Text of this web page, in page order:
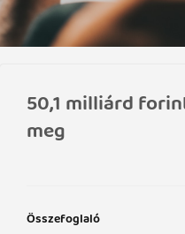
50,1 milliárd
meg
Összefoglaló